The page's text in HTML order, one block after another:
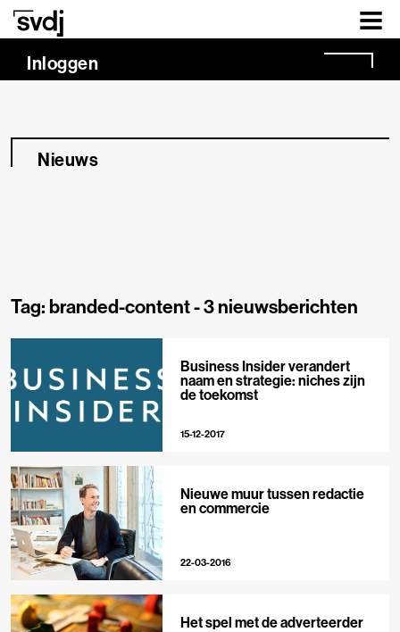
Naar hoofdinhoud
Inloggen
Nieuws
Tag: branded-content -3 nieuwsberichten
Business Insider verandert
naam en strategie: niches zijn
de toekomst
15-12-2017
Nieuwe muur tussen redactie
en commercie
22-03-2016
Het spel met de adverteerder